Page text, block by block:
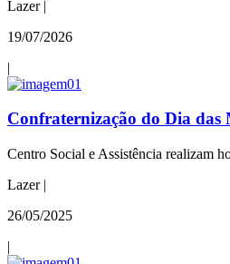
Lazer |
19/07/2026
|
Confraternização do Dia das
Centro Social e Assistência realizam
Lazer |
26/05/2025
|